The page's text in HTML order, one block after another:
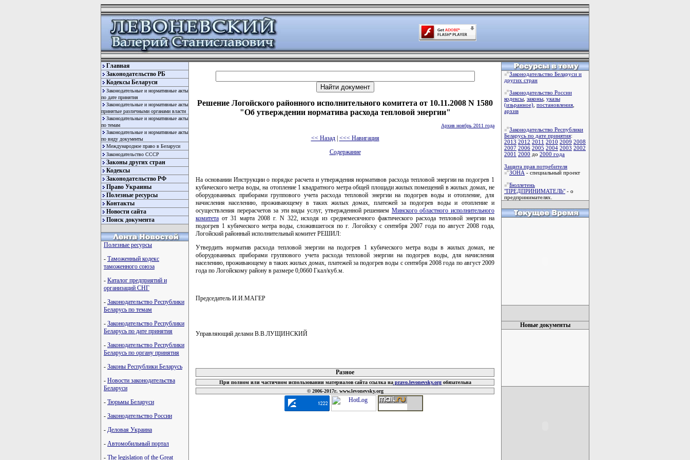
Главная
Законодательство РБ
Кодексы Беларуси
Законодательные и нормативные акты
по дате принятия
Законодательные и нормативные акты
принятые различными органами власти
Законодательные и нормативные акты
по темам
Законодательные и нормативные акты
по виду документы
Международное право в Беларуси
Законодательство СССР
Законы других стран
Кодексы
Законодательство РФ
Право Украины
Полезные ресурсы
Контакты
Новости сайта
Поиск документа
Полезные ресурсы
- Таможенный кодекс
таможенного союза
- Каталог предприятий и
организаций СНГ
- Законодательство Республики
Беларусь по темам
- Законодательство Республики
Беларусь по дате принятия
- Законодательство Республики
Беларусь по органу принятия
- Законы Республики Беларусь
- Новости законодательства
Беларуси
- Тюрьмы Беларуси
- Законодательство России
- Деловая Украина
- Автомобильный портал
- The legislation of the Great
Решение Логойского районного исполнительного комитета от 10.11.2008 N 1580
"Об утверждении норматива расхода тепловой энергии"
Архив ноябрь 2011 года
<< Назад| <<< Навигация
Содержание
На основании Инструкции о порядке расчета и утверждения нормативов расхода тепловой энергии на подогрев 1
кубического метра воды, на отопление 1 квадратного метра общей площади жилых помещений в жилых домах, не
оборудованных приборами группового учета расхода тепловой энергии на подогрев воды и отопление, для
начисления населению, проживающему в таких жилых домах, платежей за подогрев воды и отопление и
осуществления перерасчетов за эти виды услуг, утвержденной решением Минского областного исполнительного
комитета от 31 марта 2008 г. N 322, исходя из среднемесячного фактического расхода тепловой энергии на
подогрев 1 кубического метра воды, сложившегося по г. Логойску с сентября 2007 года по август 2008 года,
Логойский районный исполнительный комитет РЕШИЛ:
Утвердить норматив расхода тепловой энергии на подогрев 1 кубического метра воды в жилых домах, не
оборудованных приборами группового учета расхода тепловой энергии на подогрев воды, для начисления
населению, проживающему в таких жилых домах, платежей за подогрев воды с сентября 2008 года по август 2009
года по Логойскому району в размере 0,0660 Гкал/куб.м.
Председатель И.И.МАГЕР
Управляющий делами В.В.ЛУЩИНСКИЙ
Разное
При полном или частичном использовании материалов сайта ссылка наpravo.levonevsky.orgобязательна
© 2006-2017г. www.levonevsky.org
Законодательство Беларуси и
других стран
Законодательство России
кодексы законы указы
(изьранное) постановления
архив
Законодательство Республики
Беларусь по дате принятия:
2013 2012 2011 2010 2009 2008
2007 2006 2005 2004 2003 2002
2001 2000 до 2000 года
Защита прав потребителя
ЗОНА - специальный проект
Бюллетень
"ПРЕДПРИНИМАТЕЛЬ" - о
предпринимателях.
Новые документы